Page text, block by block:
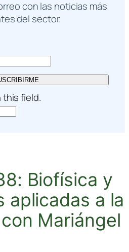
con las noticias más
del sector.
this field.
Biofísica y
aplicadas a la
Mariángel